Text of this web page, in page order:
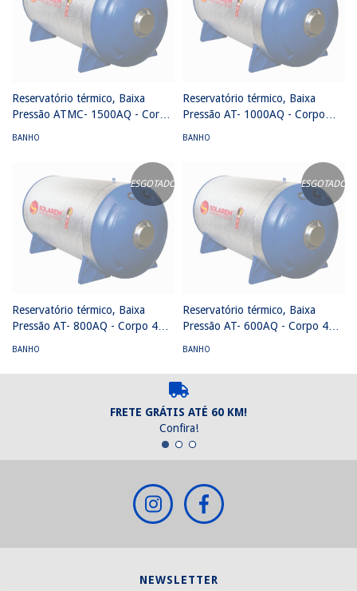
Reservatório térmico, Baixa
Pressão ATMC- 1500AQ - Corpo
BANHO
Reservatório térmico, Baixa
Pressão AT- 1000AQ - Corpo
BANHO
ESGOTADO
Reservatório térmico, Baixa
Pressão AT- 800AQ - Corpo 444
BANHO
ESGOTADO
Reservatório térmico, Baixa
Pressão AT- 600AQ - Corpo 444
BANHO
FRETE GRÁTIS ATÉ 60 KM!
Confira!
NEWSLETTER